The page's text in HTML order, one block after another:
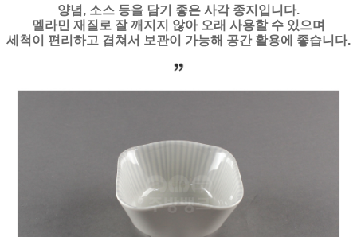
양념, 소스 등을 담기 좋은 사각 종지입니다.
멜라민 재질로 잘 깨지지 않아 오래 사용할 수 있으며
세척이 편리하고 겹쳐서 보관이 가능해 공간 활용에 좋습니다.